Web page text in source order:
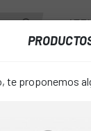
proponemos